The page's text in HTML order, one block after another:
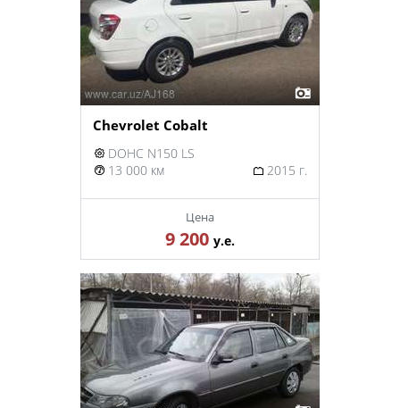
Chevrolet Cobalt
DOHC N150 LS
13 000 км
2015 г.
Цена
9 200 у.е.